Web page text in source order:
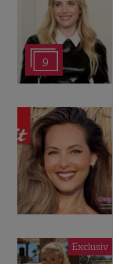
9
Exclusiv